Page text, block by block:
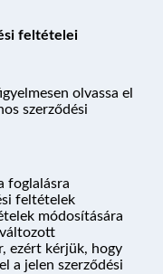
feltételei
olvassa el
szerződési
foglalásra
feltételek
módosítására
ezért kérjük, hogy
a jelen szerződési